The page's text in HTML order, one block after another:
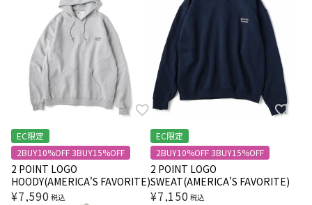
EC限定
2BUY10%OFF 3BUY15%OFF
2 POINT LOGO
HOODY(AMERICA'S FAVORITE)
¥7,590 税込
EC限定
2BUY10%OFF 3BUY15%OFF
2 POINT LOGO
SWEAT(AMERICA'S FAVORITE)
¥7,150 税込